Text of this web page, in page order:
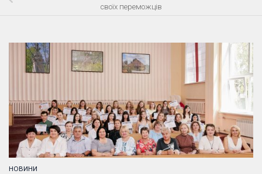
своїх переможців
НОВИНИ